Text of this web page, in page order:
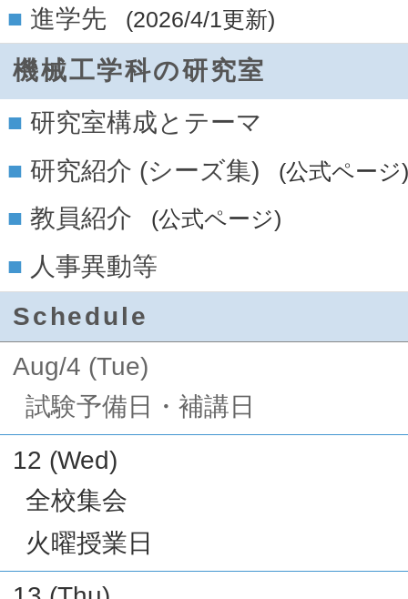
進学先 (2026/4/1更新)
機械工学科の研究室
研究室構成とテーマ
研究紹介 (シーズ集)
(公式ページ)
教員紹介 (公式ページ)
人事異動等
Schedule
Aug/4 (Tue)
試験予備日・補講日
12 (Wed)
全校集会
火曜授業日